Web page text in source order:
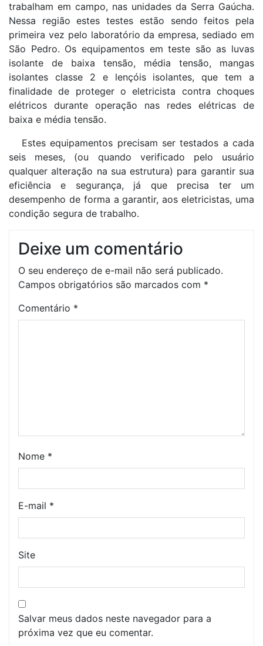
trabalham em campo, nas unidades da Serra Gaúcha.
Nessa região estes testes estão sendo feitos pela
primeira vez pelo laboratório da empresa, sediado em
São Pedro. Os equipamentos em teste são as luvas
isolante de baixa tensão, média tensão, mangas
isolantes classe 2 e lençóis isolantes, que tem a
finalidade de proteger o eletricista contra choques
elétricos durante operação nas redes elétricas de
baixa e média tensão.
Estes equipamentos precisam ser testados a cada
seis meses, (ou quando verificado pelo usuário
qualquer alteração na sua estrutura) para garantir sua
eficiência e segurança, já que precisa ter um
desempenho de forma a garantir, aos eletricistas, uma
condição segura de trabalho.
Deixe um comentário
O seu endereço de e-mail não será publicado.
Campos obrigatórios são marcados com *
Comentário *
Nome *
E-mail *
Site
Salvar meus dados neste navegador para a
próxima vez que eu comentar.